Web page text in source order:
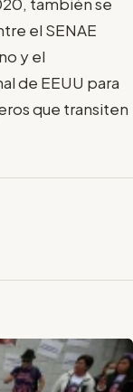
el SENAE
y el
de EEUU para
que transiten